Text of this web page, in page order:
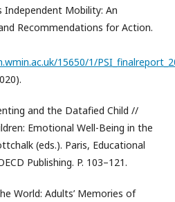
Independent Mobility: An
Recommendations for Action.
15650/1/
and the Datafied Child //
Emotional Well-Being in the
(eds.). Paris, Educational
Publishing. P. 103–121.
World: Adults’ Memories of